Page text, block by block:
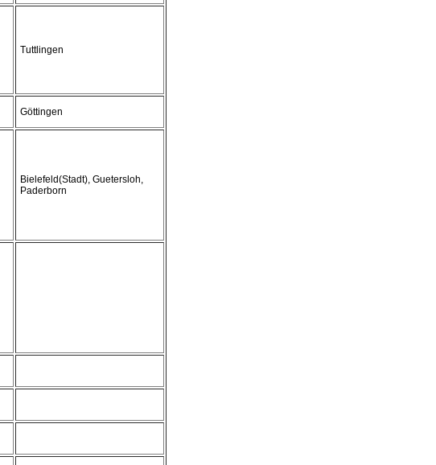
Tuttlingen
Göttingen
Bielefeld(Stadt), Guetersloh,
Paderborn